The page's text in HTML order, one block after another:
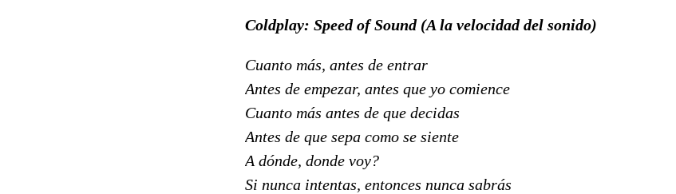
Coldplay: Speed of Sound (A la velocidad del sonido)
Cuanto más, antes de entrar
Antes de empezar, antes que yo comience
Cuanto más antes de que decidas
Antes de que sepa como se siente
A dónde, donde voy?
Si nunca intentas, entonces nunca sabrás